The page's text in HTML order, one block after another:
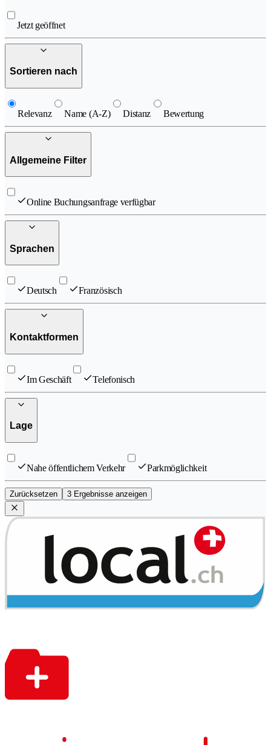
Jetzt geöffnet
Sortieren nach
Relevanz Name (A-Z) Distanz Bewertung
Allgemeine Filter
Online Buchungsanfrage verfügbar
Sprachen
Deutsch Französisch
Kontaktformen
Im Geschäft Telefonisch
Lage
Nahe öffentlichem Verkehr Parkmöglichkeit
Zurücksetzen 3 Ergebnisse anzeigen